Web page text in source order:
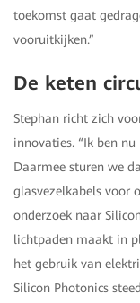
toekomst gaat
vooruitkijken.”
De keten
Stephan richt zich
innovaties. “Ik ben
Daarmee sturen we
glasvezelkabels voor
onderzoek naar
lichtpaden maakt in
het gebruik van
Silicon Photonics